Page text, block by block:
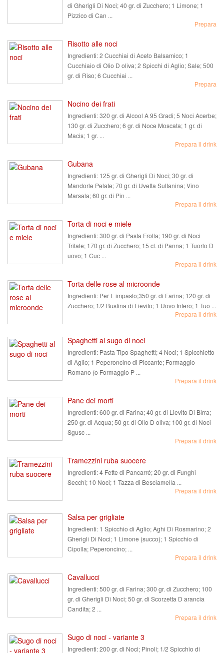
di Gherigli Di Noci; 40 gr. di Zucchero; 1 Limone; 1
Pizzico di Can ...
Prepara
Risotto alle noci
Ingredienti:2 Cucchiai di Aceto Balsamico; 1
Cucchiaio di Olio D oliva; 2 Spicchi di Aglio; Sale; 500
gr. di Riso; 6 Cucchiai ...
Prepara
Nocino dei frati
Ingredienti:320 gr. di Alcool A 95 Gradi; 5 Noci Acerbe;
130 gr. di Zucchero; 6 gr. di Noce Moscata; 1 gr. di
Macis; 1 gr. ...
Prepara il drink
Gubana
Ingredienti: 125 gr. di Gherigli Di Noci; 30 gr. di
Mandorle Pelate; 70 gr. di Uvetta Sultanina; Vino
Marsala; 60 gr. di Pin ...
Prepara il drink
Torta di noci e miele
Ingredienti:300 gr. di Pasta Frolla; 190 gr. di Noci
Tritate; 170 gr. di Zucchero; 15 cl. di Panna; 1 Tuorlo D
uovo; 1 Cuc ...
Prepara il drink
Torta delle rose al microonde
Ingredienti: Per L impasto;350 gr. di Farina; 120 gr. di
Zucchero; 1/2 Bustina di Lievito; 1 Uovo Intero; 1 Tuo ...
Prepara il drink
Spaghetti al sugo di noci
Ingredienti: Pasta Tipo Spaghetti; 4 Noci; 1 Spicchietto
di Aglio; 1 Peperoncino di Piccante; Formaggio
Romano (o Formaggio P ...
Prepara il drink
Pane dei morti
Ingredienti:600 gr. di Farina; 40 gr. di Lievito Di Birra;
250 gr. di Acqua; 50 gr. di Olio D oliva; 100 gr. di Noci
Sgusc ...
Prepara il drink
Tramezzini ruba suocere
Ingredienti:4 Fette di Pancarré; 20 gr. di Funghi
Secchi; 10 Noci; 1 Tazza di Besciamella ...
Prepara il drink
Salsa per grigliate
Ingredienti: 1 Spicchio di Aglio; Aghi Di Rosmarino; 2
Gherigli Di Noci; 1 Limone (succo); 1 Spicchio di
Cipolla; Peperoncino; ...
Prepara il drink
Cavallucci
Ingredienti:500 gr. di Farina; 300 gr. di Zucchero; 100
gr. di Gherigli Di Noci; 50 gr. di Scorzetta D arancia
Candita; 2 ...
Prepara il drink
Sugo di noci - variante 3
Ingredienti:200 gr. di Noci; Pinoli; 1/2 Spicchio di